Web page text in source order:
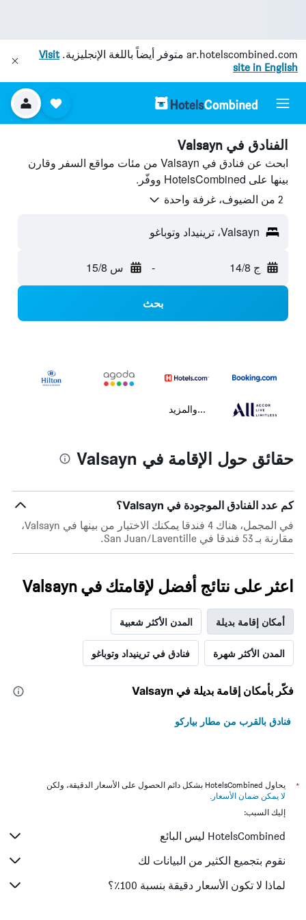
ar.hotelscombined.com متوفر أيضاً باللغة الإنجليزية.Visit
site in English
الفنادق في Valsayn
ابحث عن فنادق في Valsayn من مئات مواقع السفر وقارن
بينها على HotelsCombined ووفّر.
2 من الضيوف، غرفة واحدة
Valsayn، ترينيداد وتوباغو
ج 14/8 - س 15/8
بحث
...والمزيد
حقائق حول الإقامة في Valsayn
كم عدد الفنادق الموجودة في Valsayn؟
في المجمل، هناك 4 فندقا يمكنك الاختيار من بينها في Valsayn،
مقارنة بـ 53 فندقا في San Juan/Laventille.
اعثر على نتائج أفضل لإقامتك في Valsayn
أمكان إقامة بديلة المدن الأكثر شعبية
المدن الأكثر شهرة فنادق في ترينيداد وتوباغو
فكّر بأمكان إقامة بديلة في Valsayn
فنادق بالقرب من مطار بياركو
*
يحاول HotelsCombined بشكل دائم الحصول على الأسعار الدقيقة، ولكن
لا يمكن ضمان الأسعار .
إليك السبب:
HotelsCombined ليس البائع
نقوم بتجميع الكثير من البيانات لك
لماذا لا تكون الأسعار دقيقة بنسبة 100٪؟